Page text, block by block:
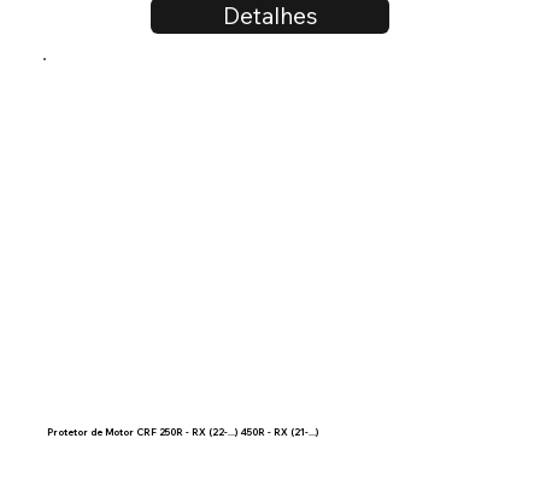
Detalhes
Protetor de Motor CRF 250R - RX (22-...) 450R - RX (21-...)